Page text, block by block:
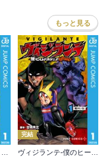
もっと見る
僕のヒーローアカデミア チームアップミッション
完結
ヴィジランテ-僕のヒーローアカデミア ILLEGALS-